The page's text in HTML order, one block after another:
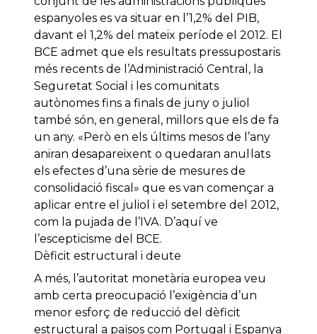
espanyoles es va situar en l’1,2% del PIB,
davant el 1,2% del mateix període el 2012. El
BCE admet que els resultats pressupostaris
més recents de l’Administració Central, la
Seguretat Social i les comunitats
autònomes fins a finals de juny o juliol
també són, en general, millors que els de fa
un any. «Però en els últims mesos de l’any
aniran desapareixent o quedaran anul·lats
els efectes d’una sèrie de mesures de
consolidació fiscal» que es van començar a
aplicar entre el juliol i el setembre del 2012,
com la pujada de l’IVA. D’aquí ve
l’escepticisme del BCE.
Dèficit estructural i deute
A més, l’autoritat monetària europea veu
amb certa preocupació l’exigència d’un
menor esforç de reducció del dèficit
estructural a països com Portugal i Espanya